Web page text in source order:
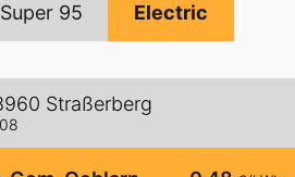
Super 95 Electric
Straßerberg